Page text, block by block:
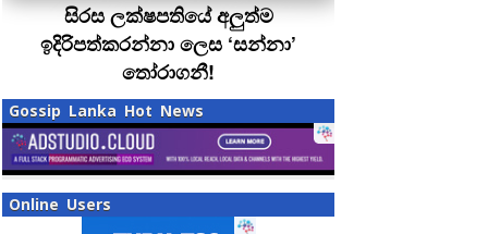
සිරස ලක්ෂපතියේ අලුත්ම
ඉදිරිපත්කරන්නා ලෙස ‘සන්නා’
තෝරාගනී!
Gossip Lanka Hot News
Online Users